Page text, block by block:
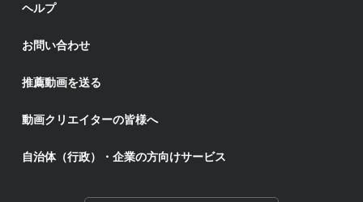
ヘルプ
お問い合わせ
推薦動画を送る
動画クリエイターの皆様へ
自治体（行政）・企業の方向けサービス